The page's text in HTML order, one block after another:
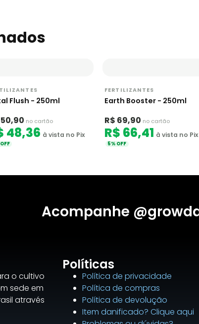
Flush - 250ml
no cartão
48,36 à vista no Pix
FERTILIZANTES
Earth Booster - 250ml
R$ 69,90 no cartão
R$ 66,41 à vista no Pix
5% OFF
Acompanhe
o cultivo
sede em
através
Políticas
Política de privacidade
Política de compras
Política de devolução
Item danificado? Clique aqui